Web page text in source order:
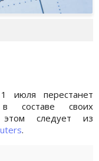
июля перестанет
составе своих
этом следует из
.